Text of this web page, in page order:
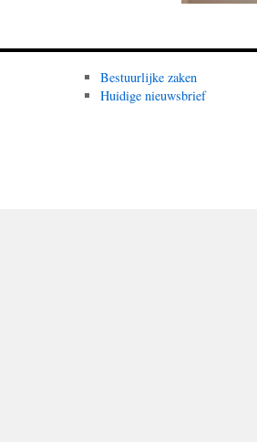
Bestuurlijke zaken
Huidige nieuwsbrief